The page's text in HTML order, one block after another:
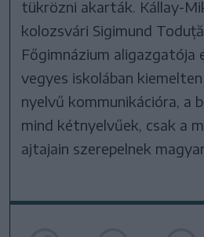
tükrözni akarták. Kállay-
kolozsvári Sigimund
Főgimnázium aligazgatója
vegyes iskolában
nyelvű kommunikációra, a
mind kétnyelvűek, csak a
ajtajain szerepelnek